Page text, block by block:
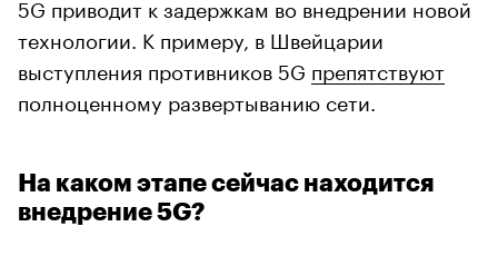
5G приводит к задержкам во внедрении новой
технологии. К примеру, в Швейцарии
выступления противников 5G препятствуют
полноценному развертыванию сети.
На каком этапе сейчас находится
внедрение 5G?